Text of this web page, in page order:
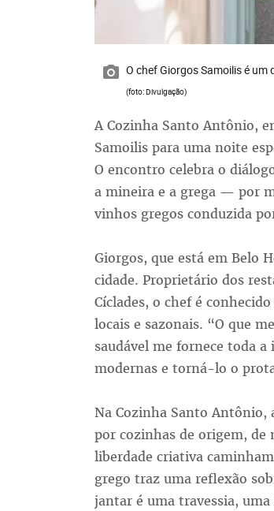
O chef Giorgos Samoilis é
(foto: Divulgação)
A Cozinha Santo Antônio,
Samoilis para uma noite
O encontro celebra o
a mineira e a grega — por
vinhos gregos conduzida
Giorgos, que está em Belo
cidade. Proprietário dos
Cíclades, o chef é
locais e sazonais. “O que
saudável me fornece toda a
modernas e torná-lo o
Na Cozinha Santo Antônio,
por cozinhas de origem, de
liberdade criativa
grego traz uma reflexão
jantar é uma travessia,